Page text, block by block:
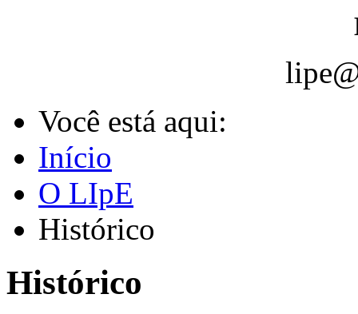
Você está aqui:
Início
O LIpE
Histórico
Histórico